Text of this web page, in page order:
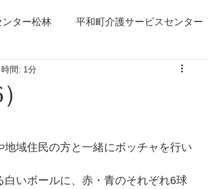
ンター松林 平和町介護サービスセンター
松林地区地域包括支援センターくるみ
間: 1分
域住民の方と一緒にボッチャを行い
いボールに、赤・青のそれぞれ6球